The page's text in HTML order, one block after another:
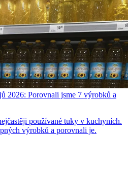
2026: Porovnali jsme 7 výrobků a
používané tuky v kuchyních.
výrobků a porovnali je.